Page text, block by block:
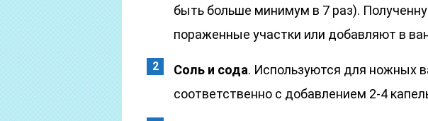
быть больше минимум в 7 раз).
пораженные участки или добавляют в
Соль и сода. Используются для ножных
соответственно с добавлением 2-4